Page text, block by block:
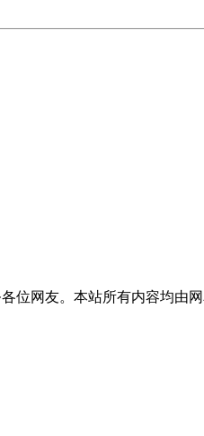
位网友。本站所有内容均